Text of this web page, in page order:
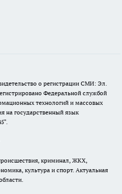
о регистрации СМИ: Эл.
Федеральной службой
технологий и массовых
на государственный язык
криминал, ЖКХ,
культура и спорт. Актуальная